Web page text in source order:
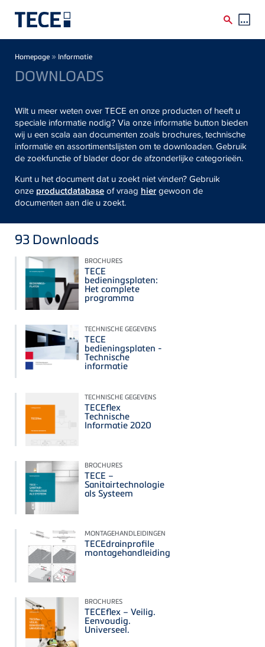
Breadcrumb
Homepage » Informatie
DOWNLOADS
Wilt u meer weten over TECE en onze producten of heeft u
speciale informatie nodig? Via onze informatie button bieden
wij u een scala aan documenten zoals brochures, technische
informatie en assortimentslijsten om te downloaden. Gebruik
de zoekfunctie of blader door de afzonderlijke categorieën.
Kunt u het document dat u zoekt niet vinden? Gebruik
onze productdatabaseof vraag hiergewoon de
documenten aan die u zoekt.
93 Downloads
BROCHURES
TECE
bedieningsplaten:
Het complete
programma
TECHNISCHE GEGEVENS
TECE
bedieningsplaten -
Technische
informatie
TECHNISCHE GEGEVENS
TECEflex
Technische
Informatie 2020
BROCHURES
TECE –
Sanitairtechnologie
als Systeem
MONTAGEHANDLEIDINGEN
TECEdrainprofile
montagehandleiding
BROCHURES
TECEflex – Veilig.
Eenvoudig.
Universeel.